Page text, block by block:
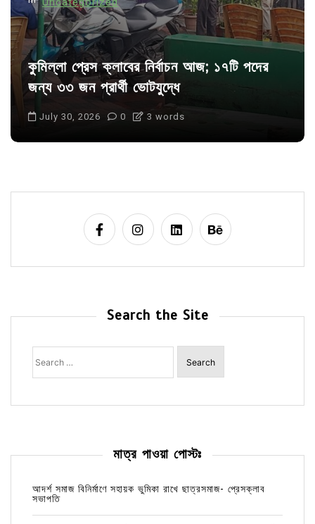
Uncategorized
কুমিল্লা প্রেস ক্লাবের নির্বাচন আজ; ১৭টি পদের
জন্য ৩৩ জন প্রার্থী ভোটযুদ্ধে
July 30, 2026 0 3 words
Search the Site
Search
for:
মাত্র পাওয়া পোস্টঃ
আদর্শ সমাজ বিনির্মাণে সহায়ক ভুমিকা রাখে ছাত্রসমাজ- প্রেসক্লাব
সভাপতি